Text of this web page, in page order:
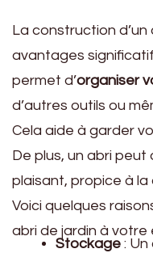
La construction
avantages
permet d’organiser
d’autres outils ou
Cela aide à garder
De plus, un abri
plaisant, propice à
Voici quelques
abri de jardin à votre
Stockage :